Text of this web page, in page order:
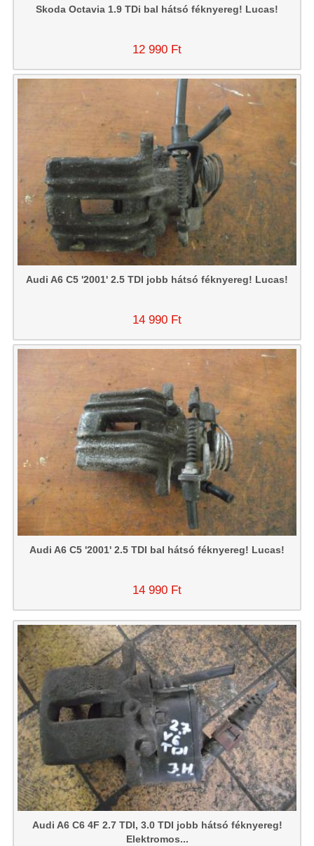
Skoda Octavia 1.9 TDi bal hátsó féknyereg! Lucas!
12 990 Ft
Audi A6 C5 '2001' 2.5 TDI jobb hátsó féknyereg! Lucas!
14 990 Ft
Audi A6 C5 '2001' 2.5 TDI bal hátsó féknyereg! Lucas!
14 990 Ft
Audi A6 C6 4F 2.7 TDI, 3.0 TDI jobb hátsó féknyereg!
Elektromos...